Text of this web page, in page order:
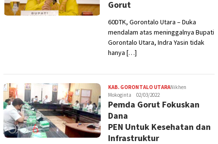
Gorut
60DTK, Gorontalo Utara – Duka
mendalam atas meninggalnya Bupati
Gorontalo Utara, Indra Yasin tidak
hanya […]
KAB. GORONTALO UTARANikhen
Mokoginta
02/03/2022
Pemda Gorut Fokuskan
Dana
PEN Untuk Kesehatan dan
Infrastruktur